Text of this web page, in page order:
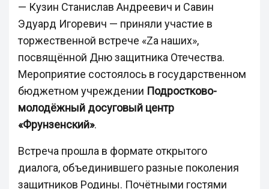
— Кузин Станислав Андреевич и Савин
Эдуард Игоревич — приняли участие в
торжественной встрече «Zа наших»,
посвящённой Дню защитника Отечества.
Мероприятие состоялось в государственном
бюджетном учреждении Подростково-
молодёжный досуговый центр
«Фрунзенский».
Встреча прошла в формате открытого
диалога, объединившего разные поколения
защитников Родины. Почётными гостями